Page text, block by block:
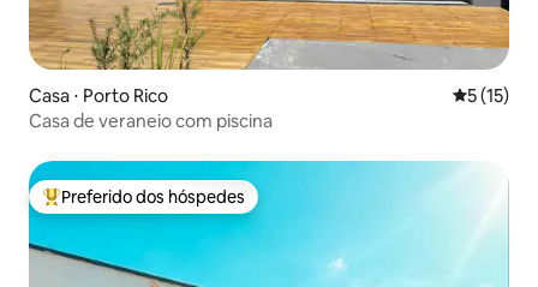
Casa ⋅ Porto Rico 5 de uma
5 (15)
Casa de veraneio com piscina
Entre os melhores preferidos dos hóspedes
Preferido dos hóspedes